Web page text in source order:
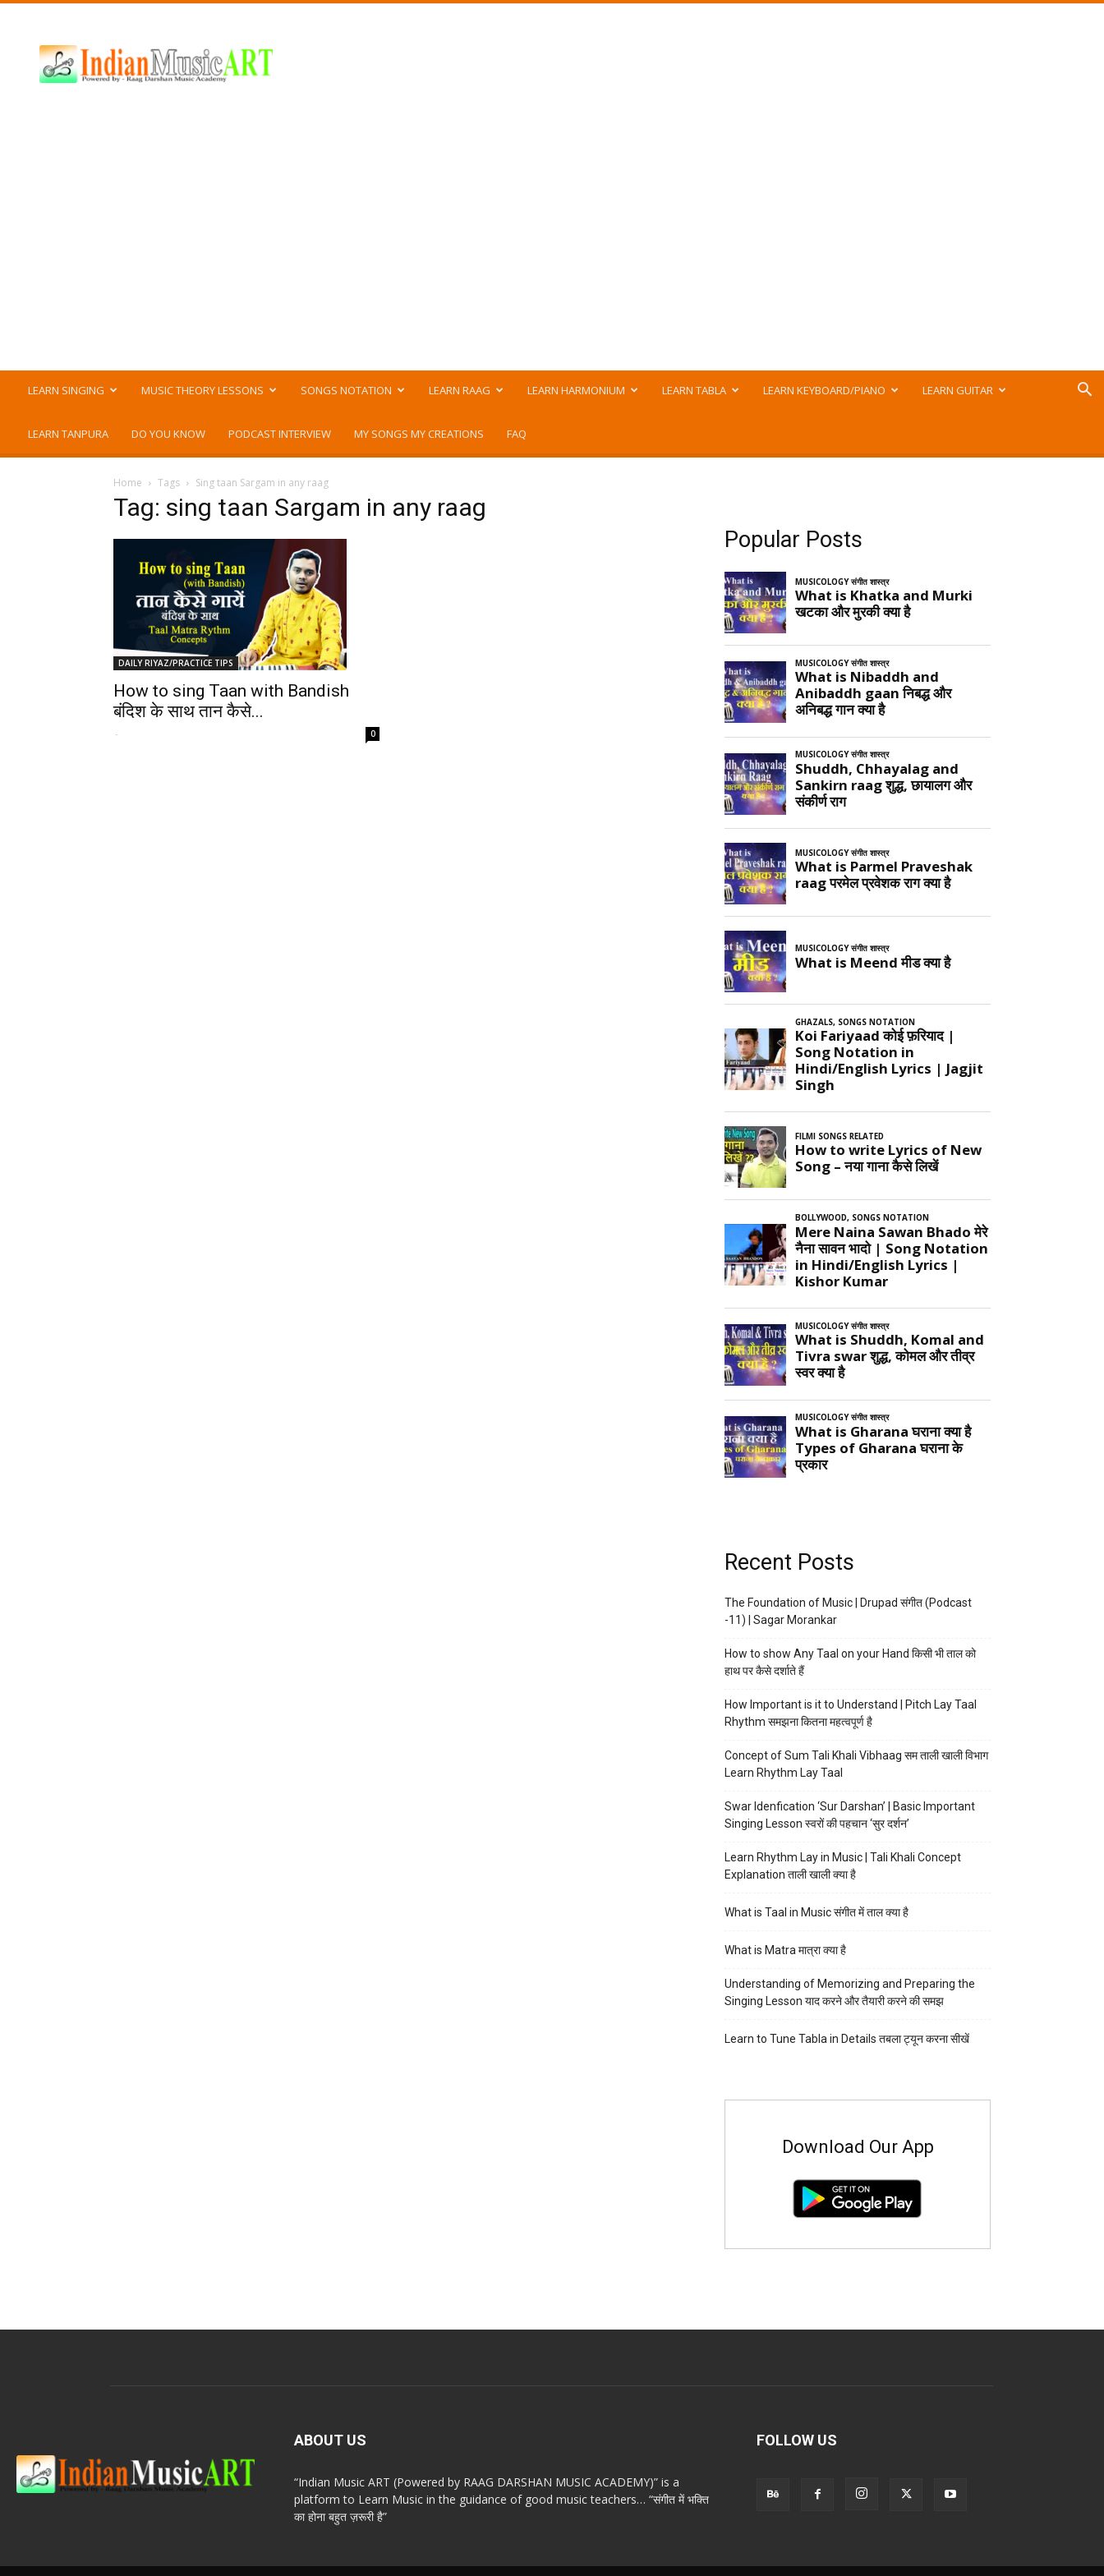
Music
ART
LEARN SINGING MUSIC THEORY LESSONS SONGS NOTATION LEARN RAAG LEARN HARMONIUM LEARN TABLA LEARN KEYBOARD/PIANO LEARN GUITAR
LEARN TANPURA DO YOU KNOW PODCAST INTERVIEW MY SONGS MY CREATIONS FAQ
Home Tags Sing taan Sargam in any raag
Tag: sing taan Sargam in any raag
DAILY RIYAZ/PRACTICE TIPS
How to sing Taan with Bandish
बंदिश के साथ तान कैसे...
- 0
Popular Posts
Recent Posts
The Foundation of Music | Drupad संगीत (Podcast
-11) | Sagar Morankar
How to show Any Taal on your Hand किसी भी ताल को
हाथ पर कैसे दर्शाते हैं
How Important is it to Understand | Pitch Lay Taal
Rhythm समझना कितना महत्वपूर्ण है
Concept of Sum Tali Khali Vibhaag सम ताली खाली विभाग
Learn Rhythm Lay Taal
Swar Idenfication ‘Sur Darshan’ | Basic Important
Singing Lesson स्वरों की पहचान ‘सुर दर्शन’
Learn Rhythm Lay in Music | Tali Khali Concept
Explanation ताली खाली क्या है
What is Taal in Music संगीत में ताल क्या है
What is Matra मात्रा क्या है
Understanding of Memorizing and Preparing the
Singing Lesson याद करने और तैयारी करने की समझ
Learn to Tune Tabla in Details तबला ट्यून करना सीखें
Download Our App
ABOUT US
“Indian Music ART (Powered by RAAG DARSHAN MUSIC ACADEMY)” is a
platform to Learn Music in the guidance of good music teachers… “संगीत में भक्ति
का होना बहुत ज़रूरी है”
FOLLOW US